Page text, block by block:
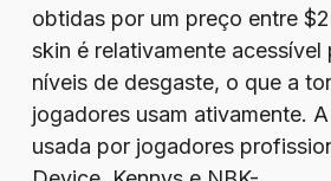
obtidas por um preço entre
skin é relativamente acessível
níveis de desgaste, o que a
jogadores usam ativamente.
usada por jogadores